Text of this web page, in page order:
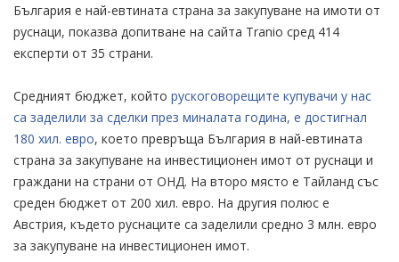
България е най-евтината страна за закупуване на имоти от
руснаци, показва допитване на сайта Tranio сред 414
експерти от 35 страни.
Средният бюджет, който рускоговорещите купувачи у нас
са заделили за сделки през миналата година, е достигнал
180 хил. евро, което превръща България в най-евтината
страна за закупуване на инвестиционен имот от руснаци и
граждани на страни от ОНД. На второ място е Тайланд със
среден бюджет от 200 хил. евро. На другия полюс е
Австрия, където руснаците са заделили средно 3 млн. евро
за закупуване на инвестиционен имот.